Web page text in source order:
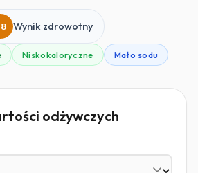
Wynik zdrowotny
Niskokaloryczne Mało sodu
odżywczych